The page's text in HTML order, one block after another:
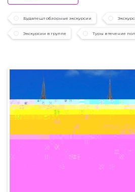
Будапешт обзорные экскурсии
Экскурсии в группе Туры в течение